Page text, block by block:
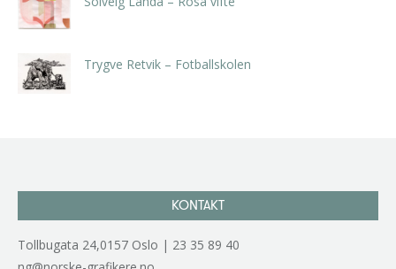
Trygve Retvik – Fotballskolen
KONTAKT
Tollbugata 24,0157 Oslo | 23 35 89 40